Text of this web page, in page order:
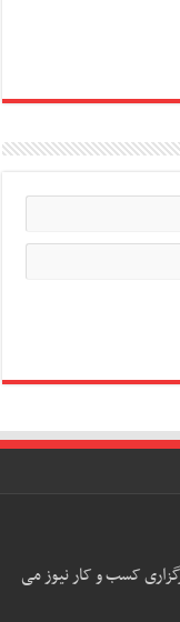
کسب و کار نیوز می